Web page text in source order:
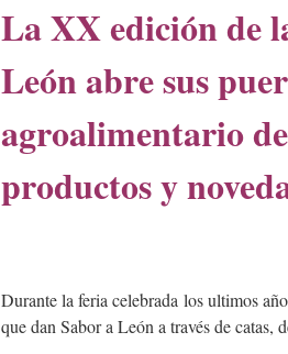
La XX edición de
León abre sus
agroalimentario
productos y
Durante la feria celebrada los ultimos
que dan Sabor a León a través de catas,